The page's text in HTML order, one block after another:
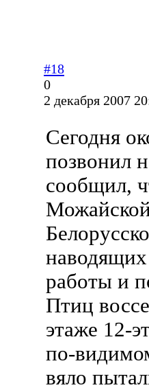
#18
0
2 декабря 2007
Сегодня
позвонил
сообщил,
наводящих
работы и
Птиц
этаже 12-
по-
вяло